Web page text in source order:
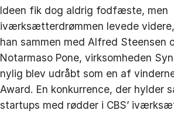
Ideen fik dog aldrig fodfæste, men
iværksætterdrømmen levede
han sammen med Alfred Steensen
Notarmaso Pone, virksomheden
nylig blev udråbt som en af
Award. En konkurrence, der hylder
startups med rødder i CBS’